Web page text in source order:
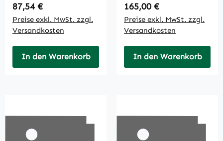
Regulärer Preis:
87,54 €
Preise exkl. MwSt. zzgl.
Versandkosten
In den Warenkorb
Regulärer Preis:
165,00 €
Preise exkl. MwSt. zzgl.
Versandkosten
In den Warenkorb